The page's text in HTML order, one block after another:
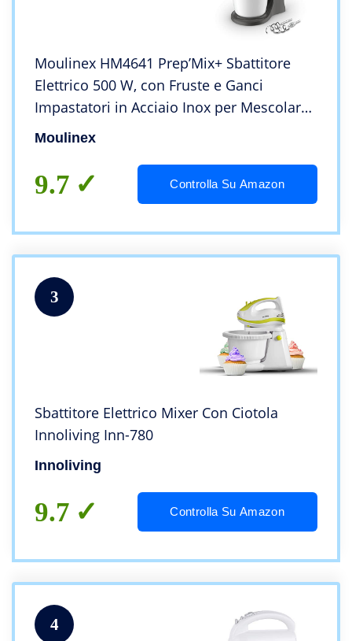
Moulinex HM4641 Prep’Mix+ Sbattitore
Elettrico 500 W, con Fruste e Ganci
Impastatori in Acciaio Inox per Mescolare,
Sbattere e Montare, Recipiente
Impostazione Turbo
Moulinex
9.7 Controlla Su Amazon
3
Sbattitore Elettrico Mixer Con Ciotola
Innoliving Inn-780
Innoliving
9.7 Controlla Su Amazon
4